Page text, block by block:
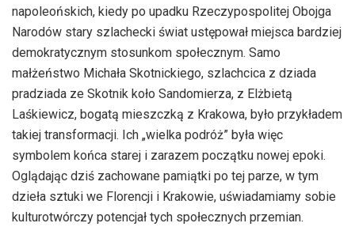
napoleońskich, kiedy po upadku Rzeczypospolitej Obojga
Narodów stary szlachecki świat ustępował miejsca bardziej
demokratycznym stosunkom społecznym. Samo
małżeństwo Michała Skotnickiego, szlachcica z dziada
pradziada ze Skotnik koło Sandomierza, z Elżbietą
Laśkiewicz, bogatą mieszczką z Krakowa, było przykładem
takiej transformacji. Ich „wielka podróż” była więc
symbolem końca starej i zarazem początku nowej epoki.
Oglądając dziś zachowane pamiątki po tej parze, w tym
dzieła sztuki we Florencji i Krakowie, uświadamiamy sobie
kulturotwórczy potencjał tych społecznych przemian.